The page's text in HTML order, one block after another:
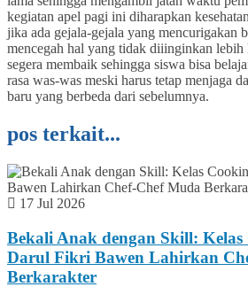
kegiatan apel pagi ini diharapkan
jika ada gejala-gejala yang mencurigakan
mencegah hal yang tidak diiinginkan
segera membaik sehingga siswa bisa
rasa was-was meski harus tetap menjaga
baru yang berbeda dari sebelumnya.
pos terkait...
17 Jul 2026
Bekali Anak dengan Skill:
Darul Fikri Bawen Lahirkan
Berkarakter